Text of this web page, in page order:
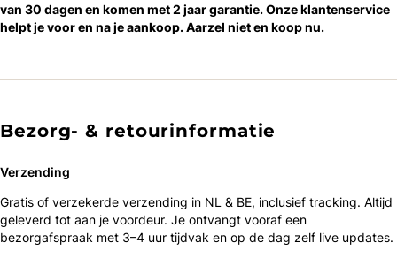
van 30 dagen en komen met 2 jaar garantie. Onze klantenservice
helpt je voor en na je aankoop. Aarzel niet en koop nu.
Bezorg- & retourinformatie
Verzending
Gratis of verzekerde verzending in NL & BE, inclusief tracking. Altijd
geleverd tot aan je voordeur. Je ontvangt vooraf een
bezorgafspraak met 3–4 uur tijdvak en op de dag zelf live updates.